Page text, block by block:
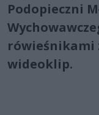
Podopieczni
rówieśnikami
wideoklip.